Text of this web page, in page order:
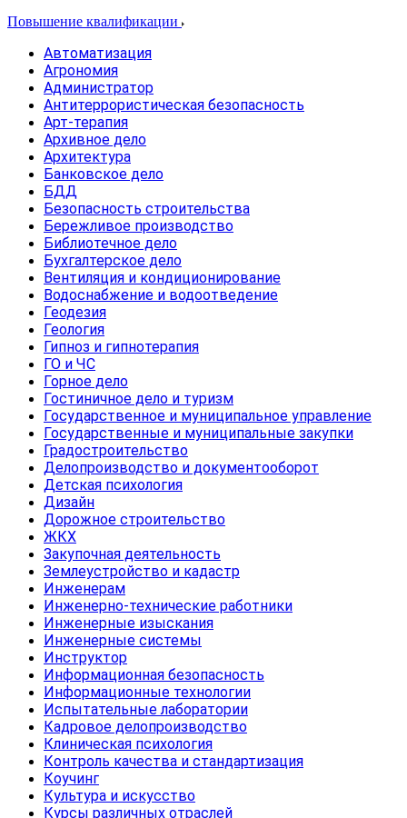
Повышение квалификации
Автоматизация
Агрономия
Администратор
Антитеррористическая безопасность
Арт-терапия
Архивное дело
Архитектура
Банковское дело
БДД
Безопасность строительства
Бережливое производство
Библиотечное дело
Бухгалтерское дело
Вентиляция и кондиционирование
Водоснабжение и водоотведение
Геодезия
Геология
Гипноз и гипнотерапия
ГО и ЧС
Горное дело
Гостиничное дело и туризм
Государственное и муниципальное управление
Государственные и муниципальные закупки
Градостроительство
Делопроизводство и документооборот
Детская психология
Дизайн
Дорожное строительство
ЖКХ
Закупочная деятельность
Землеустройство и кадастр
Инженерам
Инженерно-технические работники
Инженерные изыскания
Инженерные системы
Инструктор
Информационная безопасность
Информационные технологии
Испытательные лаборатории
Кадровое делопроизводство
Клиническая психология
Контроль качества и стандартизация
Коучинг
Культура и искусство
Курсы различных отраслей